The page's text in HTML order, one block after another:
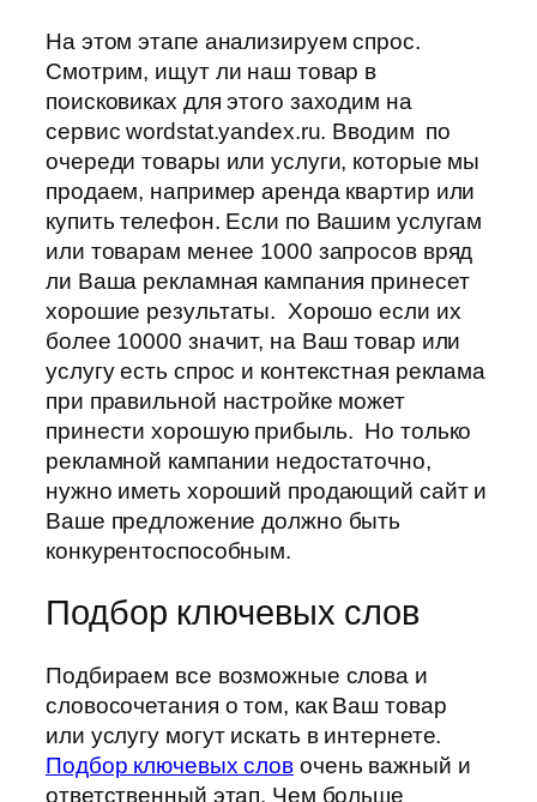
На этом этапе анализируем спрос.
Смотрим, ищут ли наш товар в
поисковиках для этого заходим на
сервис wordstat.yandex.ru. Вводим по
очереди товары или услуги, которые мы
продаем, например аренда квартир или
купить телефон. Если по Вашим услугам
или товарам менее 1000 запросов вряд
ли Ваша рекламная кампания принесет
хорошие результаты. Хорошо если их
более 10000 значит, на Ваш товар или
услугу есть спрос и контекстная реклама
при правильной настройке может
принести хорошую прибыль. Но только
рекламной кампании недостаточно,
нужно иметь хороший продающий сайт и
Ваше предложение должно быть
конкурентоспособным.
Подбор ключевых слов
Подбираем все возможные слова и
словосочетания о том, как Ваш товар
или услугу могут искать в интернете.
Подбор ключевых слов очень важный и
ответственный этап. Чем больше